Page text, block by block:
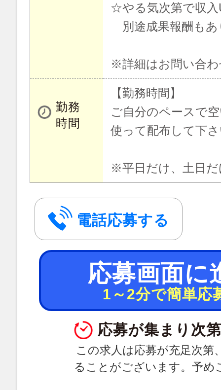
☆やる気次第で収入
別途成果報酬もあ
※詳細はお問い合
勤務
時間
【勤務時間】
ご自分のペースで
使って配布して下
※平日だけ、土日
電話応募する
応募画面に
1～2分で簡単応
応募が集まり次
この求人は応募が充足次第
ることがございます。予め